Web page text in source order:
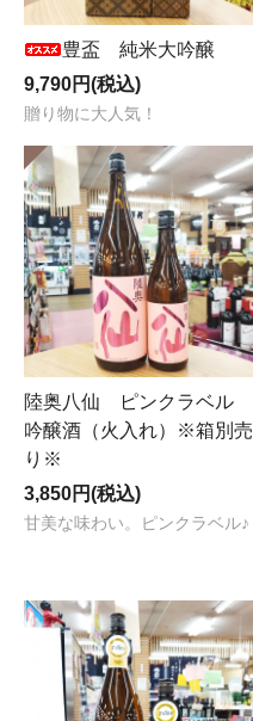
豊盃 純米大吟醸
9,790円(税込)
贈り物に大人気！
陸奥八仙 ピンクラベル
吟醸酒（火入れ）※箱別売
り※
3,850円(税込)
甘美な味わい。ピンクラベル♪